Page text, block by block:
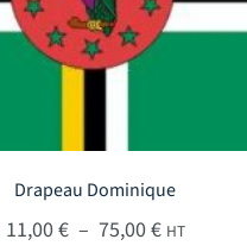
Drapeau Dominique
11,00€ – 75,00€Plage de
HT